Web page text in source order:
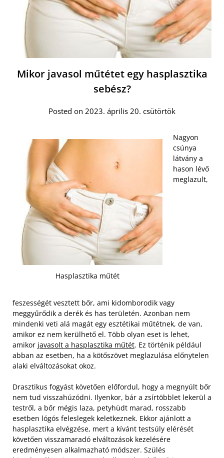
Mikor javasol műtétet egy hasplasztika
sebész?
Posted on 2023. április 20. csütörtök
Hasplasztika műtét
Nagyon
csúnya
látvány a
hason lévő
meglazult,
feszességét vesztett bőr, ami kidomborodik vagy
meggyűrődik a derék és has területén. Azonban nem
mindenki veti alá magát egy esztétikai műtétnek, de van,
amikor ez nem kerülhető el. Több olyan eset is lehet,
amikor javasolt a hasplasztika műtét. Ez történik például
abban az esetben, ha a kötőszövet meglazulása előnytelen
alaki elváltozásokat okoz.
Drasztikus fogyást követően előfordul, hogy a megnyúlt bőr
nem tud visszahúzódni. Ilyenkor, bár a zsírtöbblet lekerül a
testről, a bőr mégis laza, petyhüdt marad, rosszabb
esetben lógós feleslegek keletkeznek. Ekkor ajánlott a
hasplasztika elvégzése, mert a kívánt testsúly elérését
követően visszamaradó elváltozások kezelésére
eredményesen alkalmazható módszer. Szülés